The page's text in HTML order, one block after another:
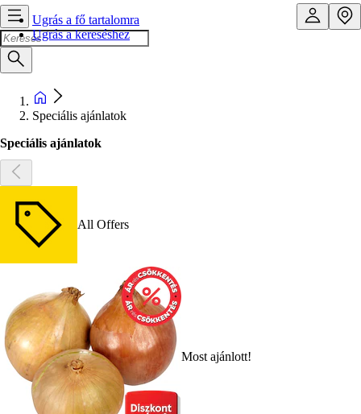
Ugrás a fő tartalomra
Ugrás a kereséshez
Speciális ajánlatok
Speciális ajánlatok
All Offers
Most ajánlott!